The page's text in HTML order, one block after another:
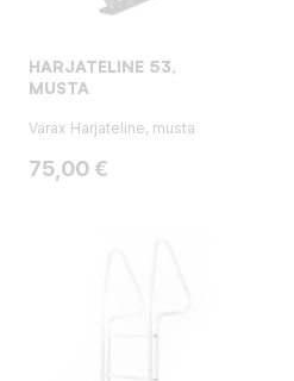
HARJATELINE 53,
MUSTA
Varax Harjateline, musta
Hinta
75,00 €